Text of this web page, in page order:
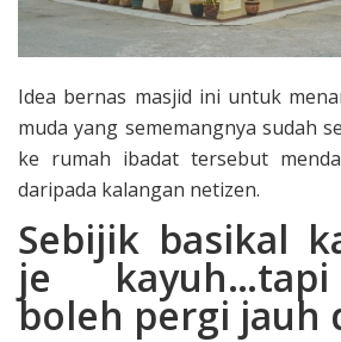
Idea bernas masjid ini untuk
muda yang sememangnya sudah
ke rumah ibadat tersebut
daripada kalangan netizen.
Sebijik basikal
je
boleh pergi jauh